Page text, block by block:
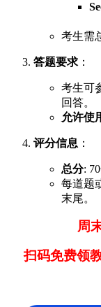
考生需
答题要求：
考生可
回答。
允许使
评分信息 ：
总分: 70
每道题
末尾。
周
扫码免费领